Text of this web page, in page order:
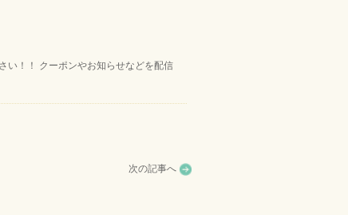
い！！ クーポンやお知らせなどを配信
次の記事へ